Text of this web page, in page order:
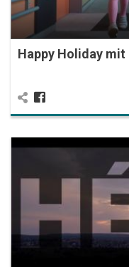
Happy Holiday mit